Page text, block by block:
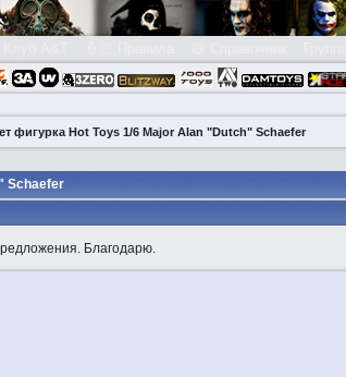
фигурка Hot Toys 1/6 Major Alan "Dutch" Schaefer
Schaefer
Благодарю.